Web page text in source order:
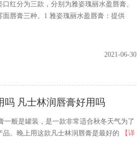
红分为三款，分别为雅姿瑰丽水盈唇膏、
唇膏三种。1 雅姿瑰丽水盈唇膏：提供
2021-06-30
吗 凡士林润唇膏好用吗
一般是罐装，是一款非常适合秋冬天气为了
。晚上用这款凡士林润唇膏是最好的
【详